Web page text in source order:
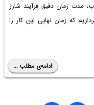
مدت زمان دقیق فرآیند شارژ
که زمان نهایی این کار را
ادامه‌ی مطلب ...